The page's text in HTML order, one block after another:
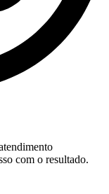
com o resultado.